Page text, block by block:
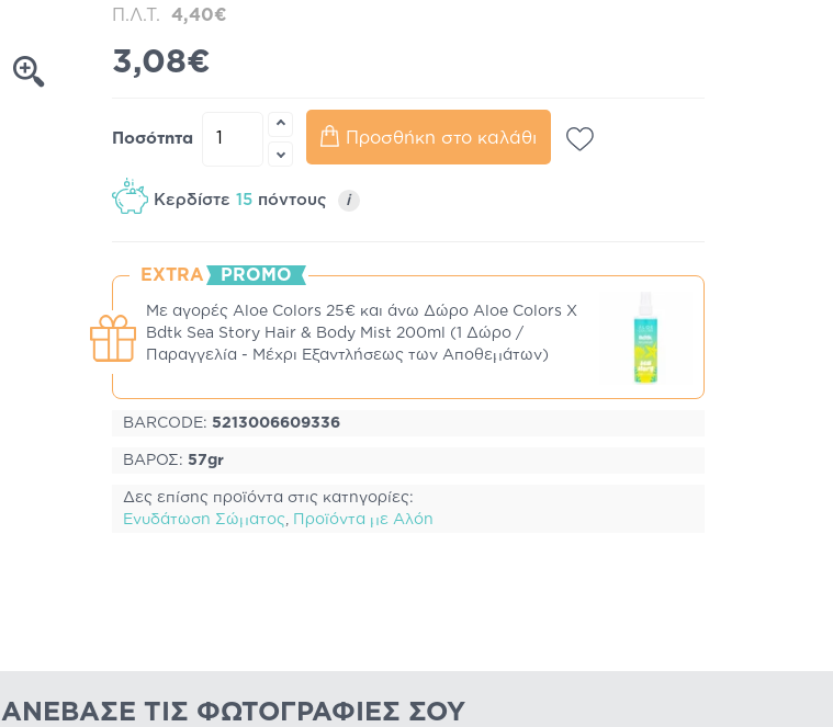
Π.Λ.Τ. 4,40€
3,08€
Ποσότητα Προσθήκη στο καλάθι
Κερδίστε 15 πόντους i
EXTRA PROMO
Με αγορές Aloe Colors 25€ και άνω Δώρο Aloe Colors X
Bdtk Sea Story Hair & Body Mist 200ml (1 Δώρο /
Παραγγελία - Μέχρι Εξαντλήσεως των Αποθεμάτων)
BARCODE: 5213006609336
ΒΑΡΟΣ: 57gr
Δες επίσης προϊόντα στις κατηγορίες:
Ενυδάτωση Σώματος, Προϊόντα με Αλόη
ΑΝΈΒΑΣΕ ΤΙΣ ΦΩΤΟΓΡΑΦΊΕΣ ΣΟΥ